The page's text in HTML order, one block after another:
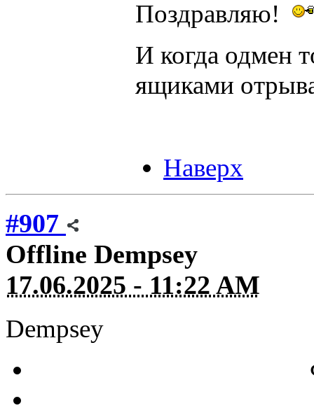
Поздравляю!
И когда одмен
ящиками
Наверх
#907
Offline Dempsey
17.06.2025 - 11:22 AM
Dempsey